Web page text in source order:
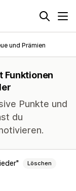
und Prämien
Funktionen
Punkte und
du
Löschen